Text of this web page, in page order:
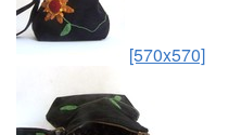
[570x570]